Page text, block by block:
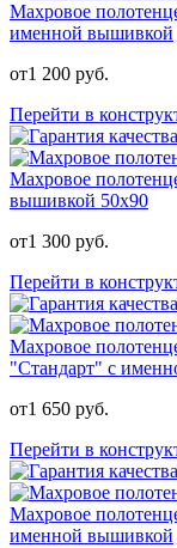
Махровое
именной вышивкой
от1 200 руб.
Перейти в
Махровое
вышивкой 50x90
от1 300 руб.
Перейти в
Махровое
"Стандарт" с
от1 650 руб.
Перейти в
Махровое
именной вышивкой